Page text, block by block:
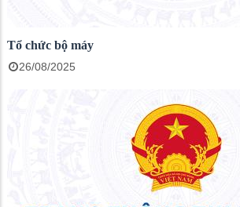
Tổ chức bộ máy
26/08/2025